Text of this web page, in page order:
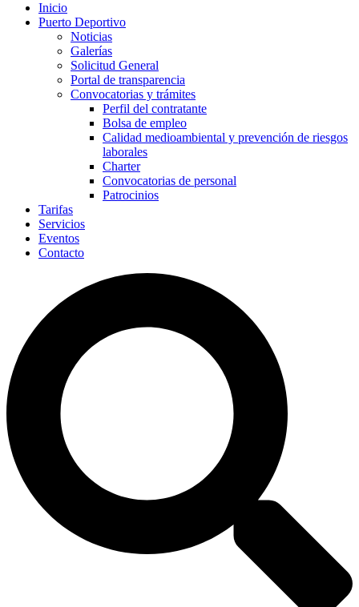
Inicio
Puerto Deportivo
Noticias
Galerías
Solicitud General
Portal de transparencia
Convocatorias y trámites
Perfil del contratante
Bolsa de empleo
Calidad medioambiental y prevención de riesgos
laborales
Charter
Convocatorias de personal
Patrocinios
Tarifas
Servicios
Eventos
Contacto